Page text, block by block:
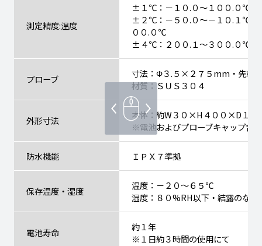
測定精度:温度
±１℃：－１０.０～１００.０℃
±２℃：－５０.０～－１０.１℃・
００.０℃
±４℃：２００.１～３００.０℃
プローブ
寸法：Φ３.５×２７５mm・先端
材質：ＳＵＳ３０４
外形寸法
本体：約W３０×H４００×D１５.
※電池およびプローブキャップ含む
防水機能 ＩＰＸ７準拠
保存温度・湿度
温度：－２０～６５℃
湿度：８０%RH以下・結露のない
電池寿命
約１年
※１日約３時間の使用にて